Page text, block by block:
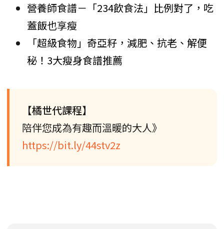
營養師食譜－「234飲食法」比例對了，吃
蓋飯也享瘦
「超級食物」奇亞籽，減肥、抗老、解便
秘！3大瘦身食譜推薦
【橘世代課程】
陪伴您成為有趣而溫暖的大人》
https://bit.ly/44stv2z